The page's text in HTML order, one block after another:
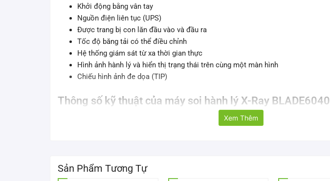
Khởi động bằng vân tay
Nguồn điện liên tục (UPS)
Được trang bị con lăn đầu vào và đầu ra
Tốc độ băng tải có thể điều chỉnh
Hệ thống giám sát từ xa thời gian thực
Hình ảnh hành lý và hiển thị trạng thái trên cùng một màn hình
Chiếu hình ảnh đe dọa (TIP)
Thông số kỹ thuật của máy soi hành lý X-Ray BLADE6040
Xem Thêm
Sản Phẩm Tương Tự